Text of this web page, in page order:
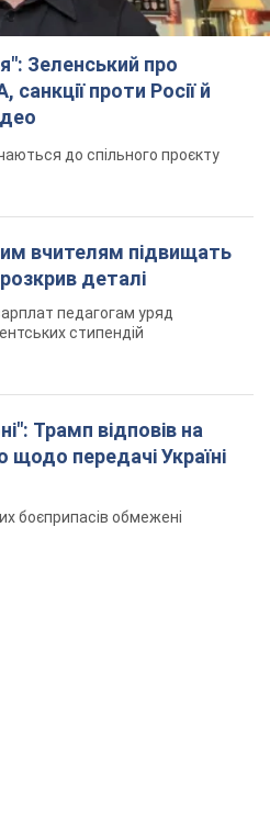
Зеленський про
санкції проти Росії й
до спільного проєкту
вчителям підвищать
деталі
педагогам уряд
стипендій
Трамп відповів на
щодо передачі Україні
боєприпасів обмежені